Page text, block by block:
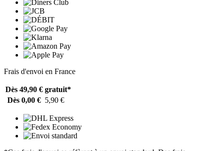
Frais d'envoi en France
Dès 49,90 € gratuit*
Dès 0,00 € 5,90 €